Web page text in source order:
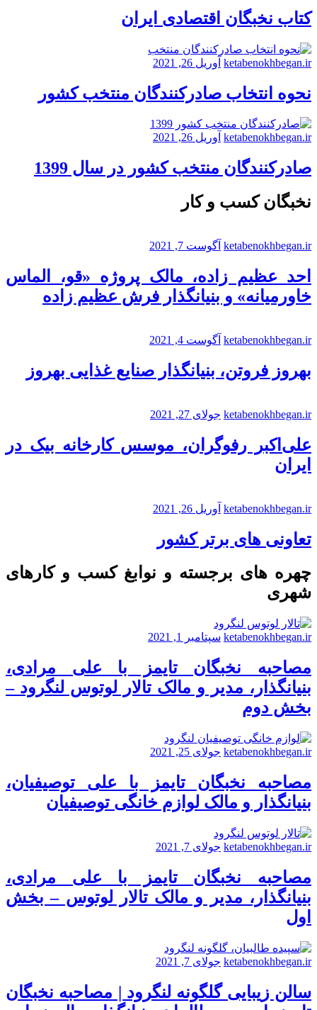
کتاب نخبگان اقتصادی ایران
ketabenokhbegan.ir آوریل 26, 2021
نحوه انتخاب صادرکنندگان منتخب کشور
ketabenokhbegan.ir آوریل 26, 2021
صادرکنندگان منتخب کشور در سال 1399
نخبگان کسب و کار
ketabenokhbegan.ir آگوست 7, 2021
احد عظیم زاده، مالک پروژه «قو، الماس
خاورمیانه» و بنیانگذار فرش عظیم زاده
ketabenokhbegan.ir آگوست 4, 2021
بهروز فروتن، بنیانگذار صنایع غذایی بهروز
ketabenokhbegan.ir جولای 27, 2021
علی‌اکبر رفوگران، موسس کارخانه بیک در
ایران
ketabenokhbegan.ir آوریل 26, 2021
تعاونی های برتر کشور
چهره های برجسته و نوابغ کسب و کارهای
شهری
ketabenokhbegan.ir سپتامبر 1, 2021
مصاحبه نخبگان تایمز با علی مرادی،
بنیانگذار، مدیر و مالک تالار لوتوس لنگرود –
بخش دوم
ketabenokhbegan.ir جولای 25, 2021
مصاحبه نخبگان تایمز با علی توصیفیان،
بنیانگذار و مالک لوازم خانگی توصیفیان
ketabenokhbegan.ir جولای 7, 2021
مصاحبه نخبگان تایمز با علی مرادی،
بنیانگذار، مدیر و مالک تالار لوتوس – بخش
اول
ketabenokhbegan.ir جولای 7, 2021
سالن زیبایی گلگونه لنگرود | مصاحبه نخبگان